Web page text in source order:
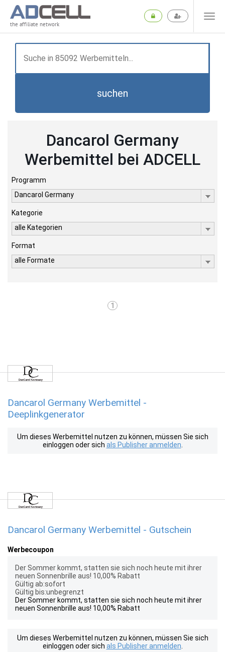
the affiliate network
suchen
Dancarol Germany
Werbemittel bei ADCELL
Programm
Dancarol Germany
Kategorie
alle Kategorien
Format
alle Formate
1
Dancarol Germany Werbemittel -
Deeplinkgenerator
Um dieses Werbemittel nutzen zu können, müssen Sie sich
einloggen oder sich als Publisher anmelden
Dancarol Germany Werbemittel - Gutschein
Werbecoupon
Der Sommer kommt, statten sie sich noch heute mit ihrer
neuen Sonnenbrille aus! 10,00% Rabatt
Gültig ab:sofort
Gültig bis:unbegrenzt
Der Sommer kommt, statten sie sich noch heute mit ihrer
neuen Sonnenbrille aus! 10,00% Rabatt
Um dieses Werbemittel nutzen zu können, müssen Sie sich
einloggen oder sich als Publisher anmelden